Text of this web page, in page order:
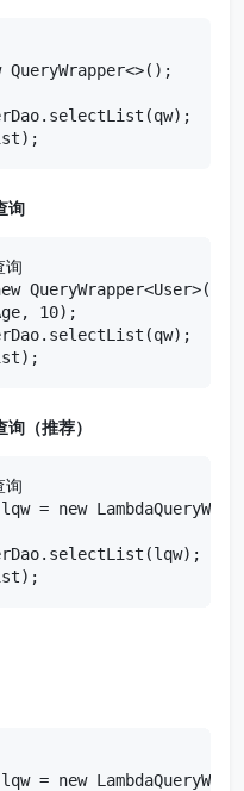
QueryWrapper<>();
询
询
QueryWrapper<User>();
10);
（推荐）
询
lqw = new
lqw = new